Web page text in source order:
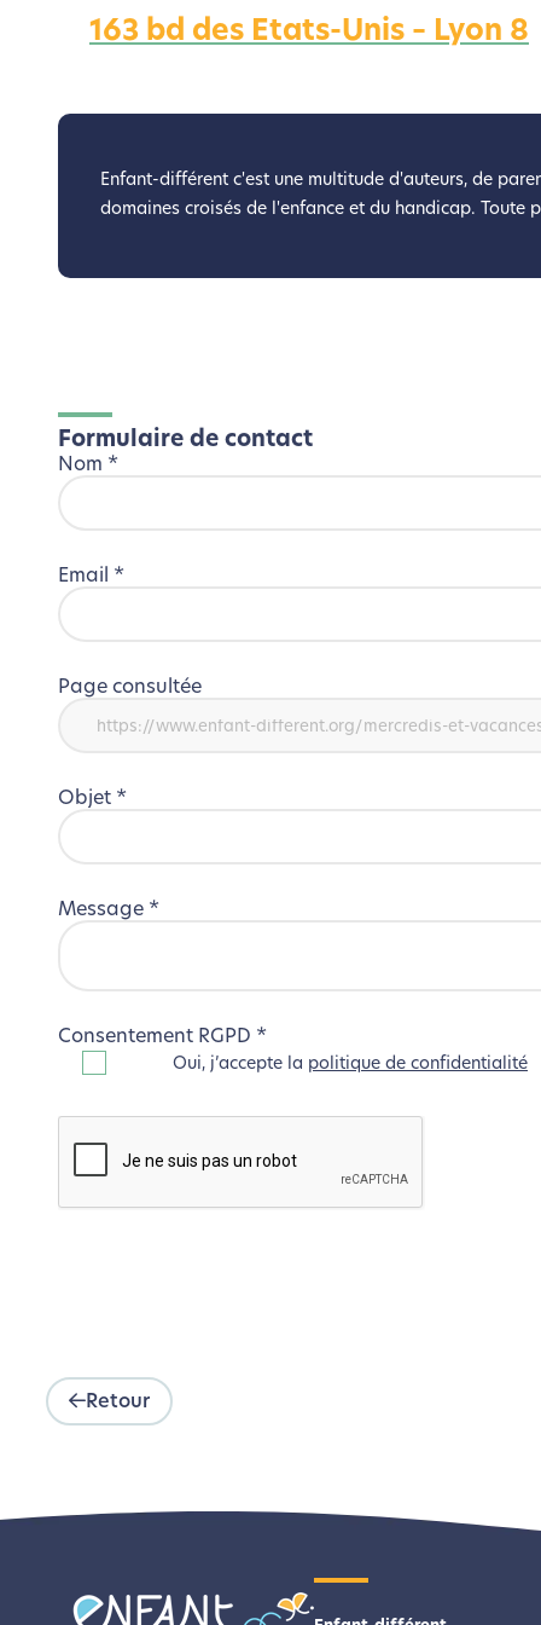
Nous avons
Si vous aussi vous
163 bd des Etats-Unis – Lyon 8
Enfant-différent c'est une multitude d'auteurs, de
domaines croisés de l'enfance et du handicap. Toute
Formulaire de contact
Nom *
Email *
Page consultée
Objet *
Message *
Consentement RGPD *
Oui, j’accepte la politique de confidentialité
Retour